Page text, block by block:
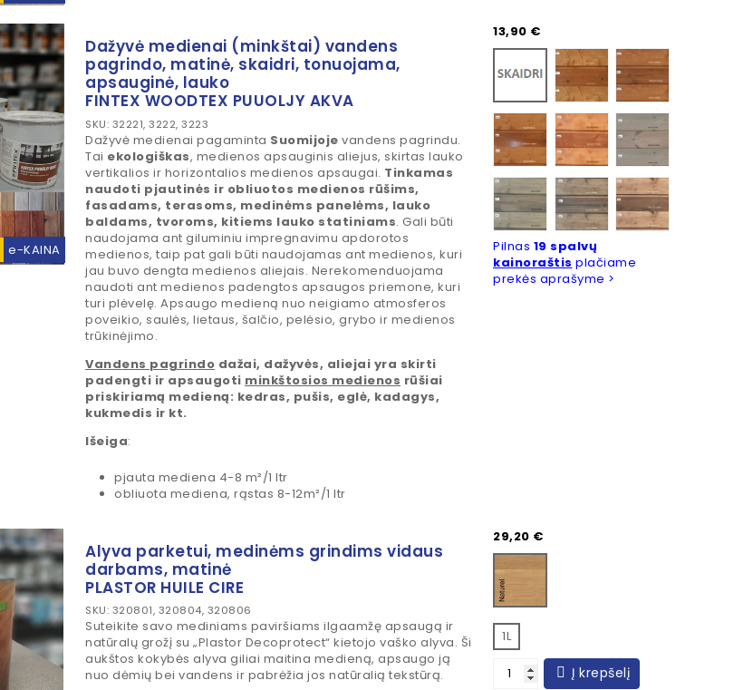
e-KAINA
Dažyvė medienai (minkštai) vandens
pagrindo, matinė, skaidri, tonuojama,
apsauginė, lauko
FINTEX WOODTEX PUUOLJY AKVA
SKU: 32221, 3222, 3223
Dažyvė medienai pagaminta Suomijoje vandens pagrindu.
Tai ekologiškas, medienos apsauginis aliejus, skirtas lauko
vertikalios ir horizontalios medienos apsaugai. Tinkamas
naudoti pjautinės ir obliuotos medienos rūšims,
fasadams, terasoms, medinėms panelėms, lauko
baldams, tvoroms, kitiems lauko statiniams. Gali būti
naudojama ant giluminiu impregnavimu apdorotos
medienos, taip pat gali būti naudojamas ant medienos, kuri
jau buvo dengta medienos aliejais. Nerekomenduojama
naudoti ant medienos padengtos apsaugos priemone, kuri
turi plėvelę. Apsaugo medieną nuo neigiamo atmosferos
poveikio, saulės, lietaus, šalčio, pelėsio, grybo ir medienos
trūkinėjimo.
Vandens pagrindo dažai, dažyvės, aliejai yra skirti
padengti ir apsaugoti minkštosios medienos rūšiai
priskiriamą medieną: kedras, pušis, eglė, kadagys,
kukmedis ir kt.
Išeiga:
pjauta mediena 4-8 m²/1 ltr
obliuota mediena, rąstas 8-12m²/1 ltr
Kaina
13,90 €
Fintex 5050Fintex 5052
Fintex 5053Fintex 5055Fintex 5060
Fintex 5068Fintex 5069Fintex 5074
Pilnas 19 spalvų
kainoraštis plačiame
prekės aprašyme >
Alyva parketui, medinėms grindims vidaus
darbams, matinė
PLASTOR HUILE CIRE
SKU: 320801, 320804, 320806
Suteikite savo mediniams paviršiams ilgaamžę apsaugą ir
natūralų grožį su „Plastor Decoprotect“ kietojo vaško alyva. Ši
aukštos kokybės alyva giliai maitina medieną, apsaugo ją
nuo dėmių bei vandens ir pabrėžia jos natūralią tekstūrą.
Kaina
29,20 €
Naturel
1L
Į krepšelį